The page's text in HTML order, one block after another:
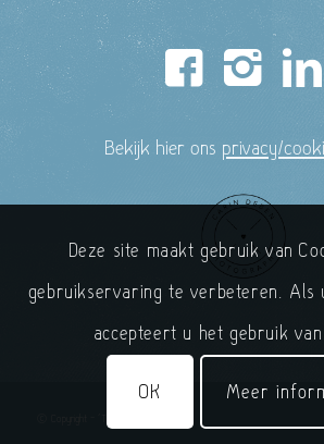
Bekijk hier ons privacy/
Deze site maakt gebruik van
gebruikservaring te verbeteren. Als
accepteert u het gebruik van
OK Meer